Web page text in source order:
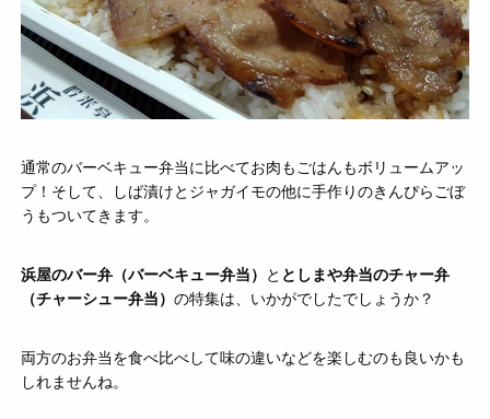
通常のバーベキュー弁当に比べてお肉もごはんもボリュームアッ
プ！そして、しば漬けとジャガイモの他に手作りのきんぴらごぼ
うもついてきます。
浜屋のバー弁（バーベキュー弁当） と としまや弁当のチャー弁
（チャーシュー弁当）の特集は、いかがでしたでしょうか？
両方のお弁当を食べ比べして味の違いなどを楽しむのも良いかも
しれませんね。